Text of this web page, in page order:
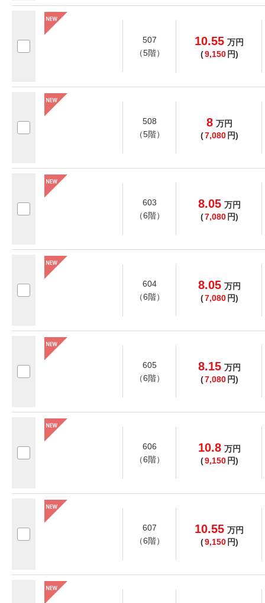
507
（5階）
10.55 万円
(9,150 円)
508
（5階）
8 万円
(7,080 円)
603
（6階）
8.05 万円
(7,080 円)
604
（6階）
8.05 万円
(7,080 円)
605
（6階）
8.15 万円
(7,080 円)
606
（6階）
10.8 万円
(9,150 円)
607
（6階）
10.55 万円
(9,150 円)